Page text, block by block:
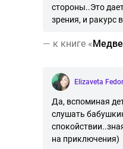
стороны..Это
зрения, и ракурс
— к книге «
Elizaveta
Да, вспоминая
слушать
на приключения)